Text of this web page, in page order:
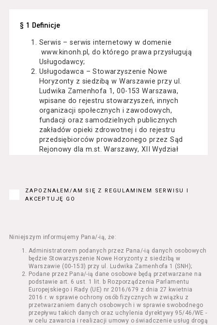
§ 1 Definicje
Serwis – serwis internetowy w domenie
www.kinonh.pl, do którego prawa przysługują
Usługodawcy;
Usługodawca – Stowarzyszenie Nowe
Horyzonty z siedzibą w Warszawie przy ul.
Ludwika Zamenhofa 1, 00-153 Warszawa,
wpisane do rejestru stowarzyszeń, innych
organizacji społecznych i zawodowych,
fundacji oraz samodzielnych publicznych
zakładów opieki zdrowotnej i do rejestru
przedsiębiorców prowadzonego przez Sąd
Rejonowy dla m.st. Warszawy, XII Wydział
Usługobiorca - osoba fizyczna, osoba prawna
lub jednostka organizacyjna nieposiadająca
Usługodawcę drogą elektroniczną z
wykorzystaniem Serwisu;
Seans – organizowany przez Usługodawcę
w Kinie Nowe Horyzonty we Wrocławiu (ul.
Kazimierza Wielkiego 19a-21) pokaz filmu nie
stanowiący części Wydarzenia;
Wydarzenie – organizowany przez
Usługodawcę w Kinie Nowe Horyzonty we
Wrocławiu (ul. Kazimierza Wielkiego 19a-21)
ZAPOZNAŁEM/AM SIĘ Z REGULAMINEM SERWISU I
AKCEPTUJĘ GO
Niniejszym informujemy Pana/-ią, że:
Administratorem podanych przez Pana/-ią danych osobowych
będzie Stowarzyszenie Nowe Horyzonty z siedzibą w
Warszawie (00-153) przy ul. Ludwika Zamenhofa 1 (SNH);
Podane przez Pana/-ią dane osobowe będą przetwarzane na
podstawie art. 6 ust. 1 lit. b Rozporządzenia Parlamentu
Europejskiego i Rady (UE) nr 2016/679 z dnia 27 kwietnia
2016 r. w sprawie ochrony osób fizycznych w związku z
przetwarzaniem danych osobowych i w sprawie swobodnego
przepływu takich danych oraz uchylenia dyrektywy 95/46/WE -
w celu zawarcia i realizacji umowy o świadczenie usług drogą